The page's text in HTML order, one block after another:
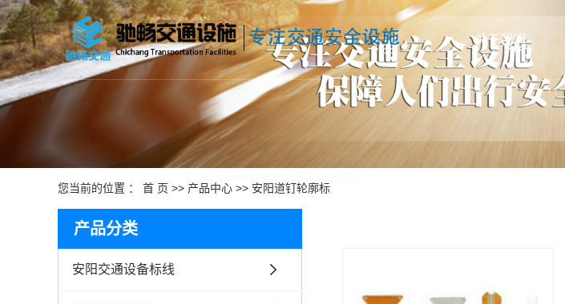
关于我们
公司简介
您当前的位置 ： 首 页 >> 产品中心 >> 安阳道钉轮廓标
产品分类
安阳交通设备标线